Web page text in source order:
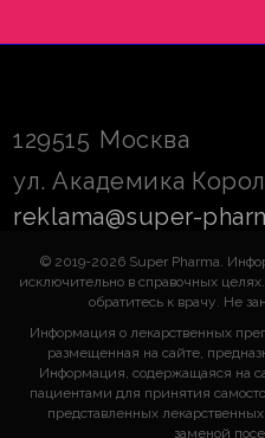
129515 Москва
ул. Академика
reklama@super-
© 2019-2026 Super Pharma.
исключительно в справочных
обратитесь к врачу. Не
Информация о лекарственных
размещенная на сайте,
Информация, содержащаяся на
пациентами для принятия
представленных
заменой